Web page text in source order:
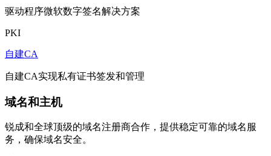
驱动程序微软数字签名解决方案
PKI
自建CA
自建CA实现私有证书签发和管理
域名和主机
锐成和全球顶级的域名注册商合作，提供稳定可靠的域名服
务，确保域名安全。